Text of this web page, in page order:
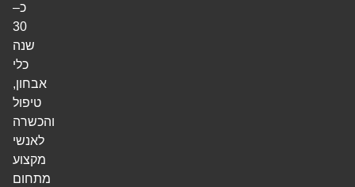
כ–
30
שנה
כלי
אבחון,
טיפול
והכשרה
לאנשי
מקצוע
מתחום